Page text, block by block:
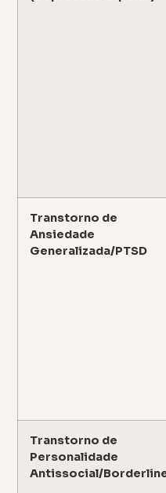
Transtorno de
Ansiedade
Generalizada/PTSD
Transtorno de
Personalidade
Antissocial/